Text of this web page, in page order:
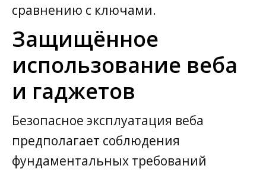
сравнению с ключами.
Защищённое
использование веба
и гаджетов
Безопасное эксплуатация веба
предполагает соблюдения
фундаментальных требований